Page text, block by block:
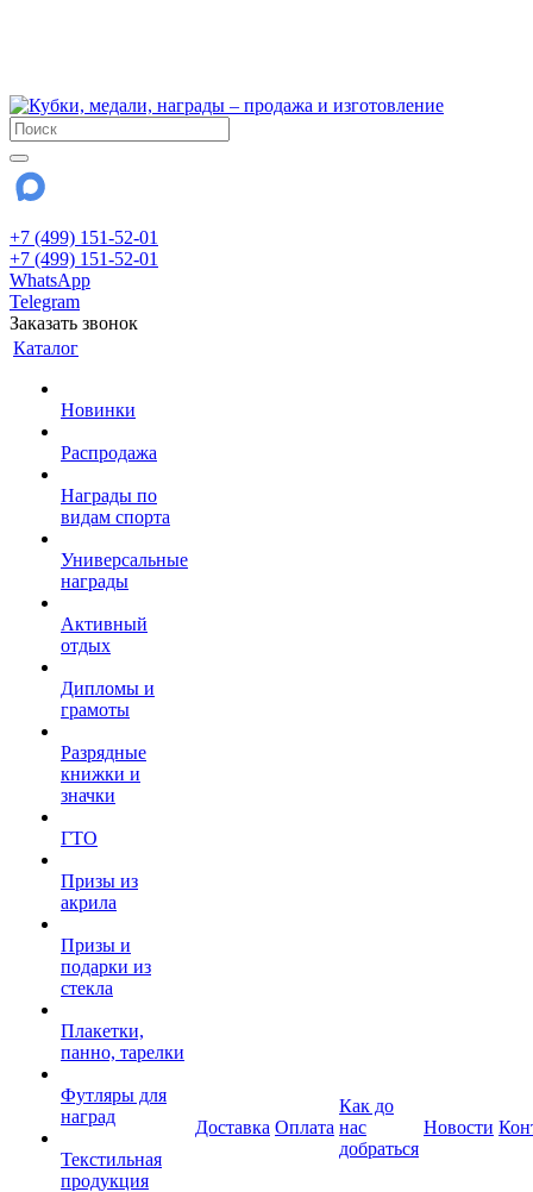
+7 (499) 151-52-01
+7 (499) 151-52-01
WhatsApp
Telegram
Заказать звонок
Каталог
Новинки
Распродажа
Награды по
видам спорта
Универсальные
награды
Активный
отдых
Дипломы и
грамоты
Разрядные
книжки и
значки
ГТО
Призы из
акрила
Призы и
подарки из
стекла
Плакетки,
панно, тарелки
Футляры для
наград
Текстильная
продукция
Доставка Оплата
Как до
нас
добраться
Новости